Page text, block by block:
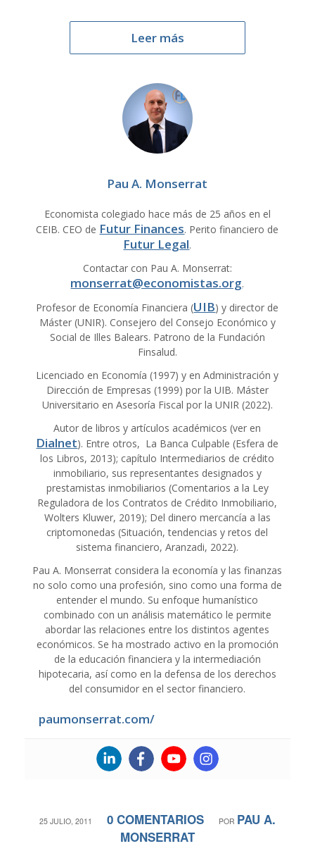
Leer más
Pau A. Monserrat
Economista colegiado hace más de 25 años en el
CEIB. CEO de Futur Finances. Perito financiero de
Futur Legal.
Contactar con Pau A. Monserrat:
monserrat@economistas.org.
Profesor de Economía Financiera (UIB) y director de
Máster (UNIR). Consejero del Consejo Económico y
Social de Illes Balears. Patrono de la Fundación
Finsalud.
Licenciado en Economía (1997) y en Administración y
Dirección de Empresas (1999) por la UIB. Máster
Universitario en Asesoría Fiscal por la UNIR (2022).
Autor de libros y artículos académicos (ver en
Dialnet). Entre otros, La Banca Culpable (Esfera de
los Libros, 2013); capítulo Intermediarios de crédito
inmobiliario, sus representantes designados y
prestamistas inmobiliarios (Comentarios a la Ley
Reguladora de los Contratos de Crédito Inmobiliario,
Wolters Kluwer, 2019); Del dinero mercancía a las
criptomonedas (Situación, tendencias y retos del
sistema financiero, Aranzadi, 2022).
Pau A. Monserrat considera la economía y las finanzas
no solo como una profesión, sino como una forma de
entender el mundo. Su enfoque humanístico
combinado con un análisis matemático le permite
abordar las relaciones entre los distintos agentes
económicos. Se ha mostrado activo en la promoción
de la educación financiera y la intermediación
hipotecaria, así como en la defensa de los derechos
del consumidor en el sector financiero.
paumonserrat.com/
25 JULIO, 2011
/ 0 COMENTARIOS
/ POR PAU A.
MONSERRAT